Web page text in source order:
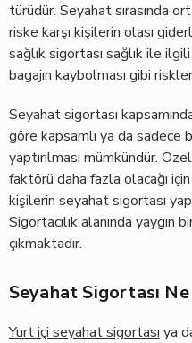
türüdür. Seyahat sırasında
riske karşı kişilerin olası
sağlık sigortası sağlık ile
bagajın kaybolması gibi
Seyahat sigortası
göre kapsamlı ya da sadece
yaptırılması mümkündür.
faktörü daha fazla olacağı için
kişilerin seyahat sigortası
Sigortacılık alanında yaygın
çıkmaktadır.
Seyahat Sigortası
Yurt içi seyahat sigortası ya